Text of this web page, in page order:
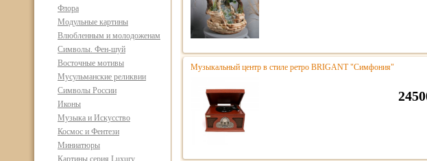
Флора
Модульные картины
Влюбленным и молодоженам
Символы. Фен-шуй
Восточные мотивы
Мусульманские реликвии
Символы России
Иконы
Музыка и Искусство
Космос и Фентези
Миниатюры
Картины серия Luxury
Музыкальный центр в стиле ретро BRIGANT "Симфония"